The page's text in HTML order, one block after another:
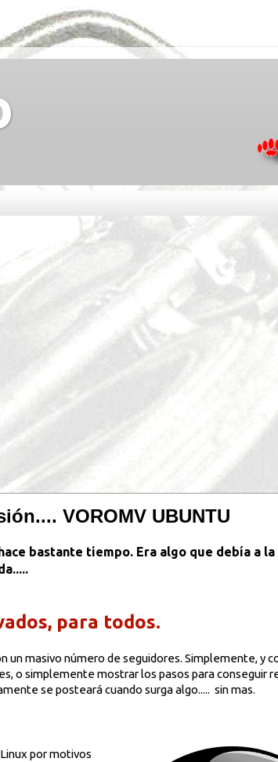
VOROMV UBUNTU
bastante tiempo. Era algo que debía a la
para todos.
un masivo número de seguidores. Simplemente, y
o simplemente mostrar los pasos para conseguir
se posteará cuando surga algo..... sin mas.
por motivos